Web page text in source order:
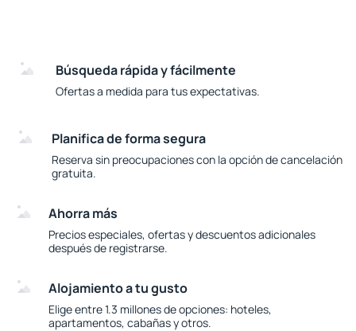
Búsqueda rápida y fácilmente
Ofertas a medida para tus expectativas.
Planifica de forma segura
Reserva sin preocupaciones con la opción de cancelación
gratuita.
Ahorra más
Precios especiales, ofertas y descuentos adicionales
después de registrarse.
Alojamiento a tu gusto
Elige entre 1.3 millones de opciones: hoteles,
apartamentos, cabañas y otros.